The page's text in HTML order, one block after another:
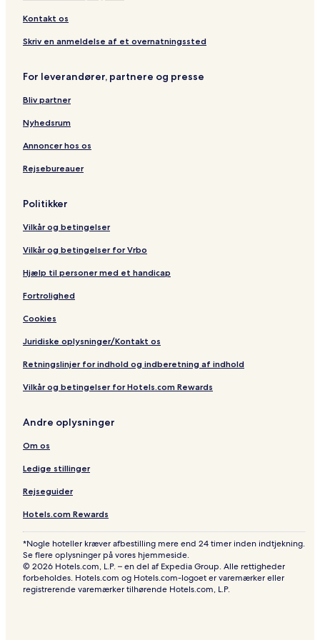
M
a
e
l
l
n
u
i
v
e
t
e
&
a
t
m
e
n
s
t
u
a
R
e
o
n
d
Kontakt os
Skriv en anmeldelse af et overnatningssted
For leverandører, partnere og presse
Bliv partner
Nyhedsrum
Annoncer hos os
Rejsebureauer
Politikker
Vilkår og betingelser
Vilkår og betingelser for Vrbo
Hjælp til personer med et handicap
Fortrolighed
Cookies
Juridiske oplysninger/Kontakt os
Retningslinjer for indhold og indberetning af indhold
Vilkår og betingelser for Hotels.com Rewards
Andre oplysninger
Om os
Ledige stillinger
Rejseguider
Hotels.com Rewards
*Nogle hoteller kræver afbestilling mere end 24 timer inden indtjekning.
Se flere oplysninger på vores hjemmeside.
© 2026 Hotels.com, L.P. – en del af Expedia Group. Alle rettigheder
forbeholdes. Hotels.com og Hotels.com-logoet er varemærker eller
registrerende varemærker tilhørende Hotels.com, L.P.